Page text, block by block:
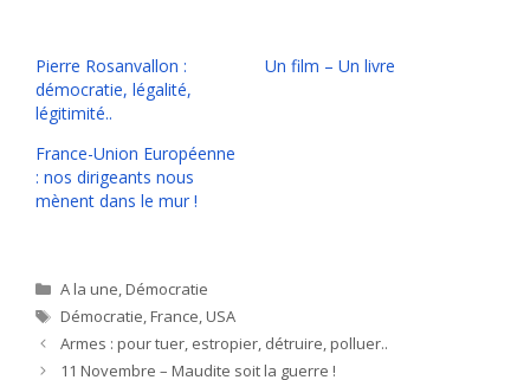
Pierre Rosanvallon :
démocratie, légalité,
légitimité..
Un film – Un livre
France-Union Européenne
: nos dirigeants nous
mènent dans le mur !
Catégories
A la une,Démocratie
Étiquettes
Démocratie,France,USA
Armes : pour tuer, estropier, détruire, polluer..
11 Novembre – Maudite soit la guerre !